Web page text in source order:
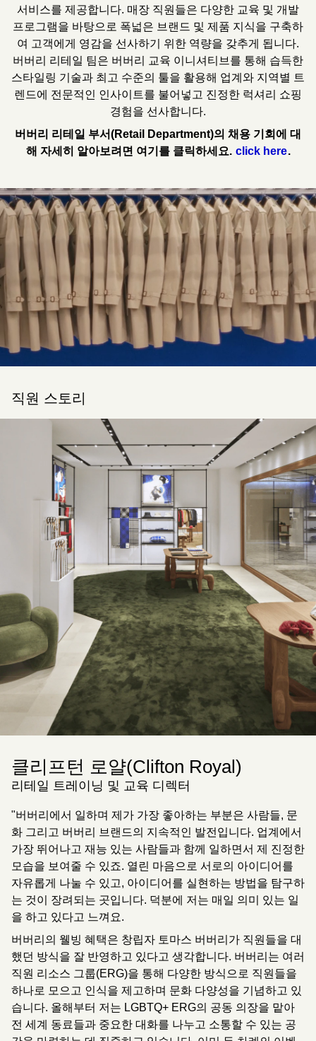
서비스를 제공합니다. 매장 직원들은 다양한 교육 및 개발
프로그램을 바탕으로 폭넓은 브랜드 및 제품 지식을 구축하
여 고객에게 영감을 선사하기 위한 역량을 갖추게 됩니다.
버버리 리테일 팀은 버버리 교육 이니셔티브를 통해 습득한
스타일링 기술과 최고 수준의 툴을 활용해 업계와 지역별 트
렌드에 전문적인 인사이트를 불어넣고 진정한 럭셔리 쇼핑
경험을 선사합니다.
버버리 리테일 부서(Retail Department)의 채용 기회에 대
해 자세히 알아보려면 여기를 클릭하세요. click here.
직원 스토리
클리프턴 로얄(Clifton Royal)
리테일 트레이닝 및 교육 디렉터
"버버리에서 일하며 제가 가장 좋아하는 부분은 사람들, 문
화 그리고 버버리 브랜드의 지속적인 발전입니다. 업계에서
가장 뛰어나고 재능 있는 사람들과 함께 일하면서 제 진정한
모습을 보여줄 수 있죠. 열린 마음으로 서로의 아이디어를
자유롭게 나눌 수 있고, 아이디어를 실현하는 방법을 탐구하
는 것이 장려되는 곳입니다. 덕분에 저는 매일 의미 있는 일
을 하고 있다고 느껴요.
버버리의 웰빙 혜택은 창립자 토마스 버버리가 직원들을 대
했던 방식을 잘 반영하고 있다고 생각합니다. 버버리는 여러
직원 리소스 그룹(ERG)을 통해 다양한 방식으로 직원들을
하나로 모으고 인식을 제고하며 문화 다양성을 기념하고 있
습니다. 올해부터 저는 LGBTQ+ ERG의 공동 의장을 맡아
전 세계 동료들과 중요한 대화를 나누고 소통할 수 있는 공